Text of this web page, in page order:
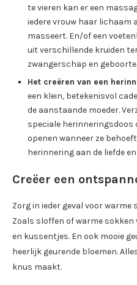
te vieren kan er een
iedere vrouw haar lichaam
masseert. En/of een
uit verschillende kruiden
zwangerschap en geboorte.
Het creëren van een
een klein, betekenisvol
de aanstaande moeder.
speciale herinneringsdoos
openen wanneer ze
herinnering aan de liefde
Creëer een
Zorg in ieder geval voor
Zoals sloffen of warme sokken
en kussentjes. En ook mooie
heerlijk geurende bloemen.
knus maakt.